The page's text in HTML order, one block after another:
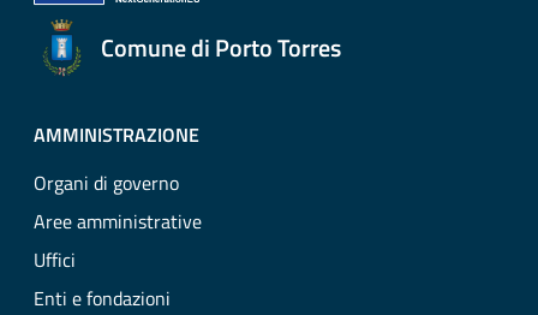
Comune di Porto Torres
AMMINISTRAZIONE
Organi di governo
Aree amministrative
Uffici
Enti e fondazioni